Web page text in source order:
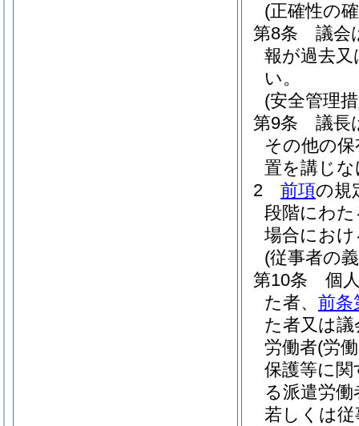
(正確性の
第8条
議会
報が過去
い。
(安全管理
第9条
議長
その他の
置を講じ
2
前項の規
段階にわ
場合にお
(従事者の
第10条
個
た者、 前条
た者又は
労働者(労
保護等に関
る派遣労
若しくは